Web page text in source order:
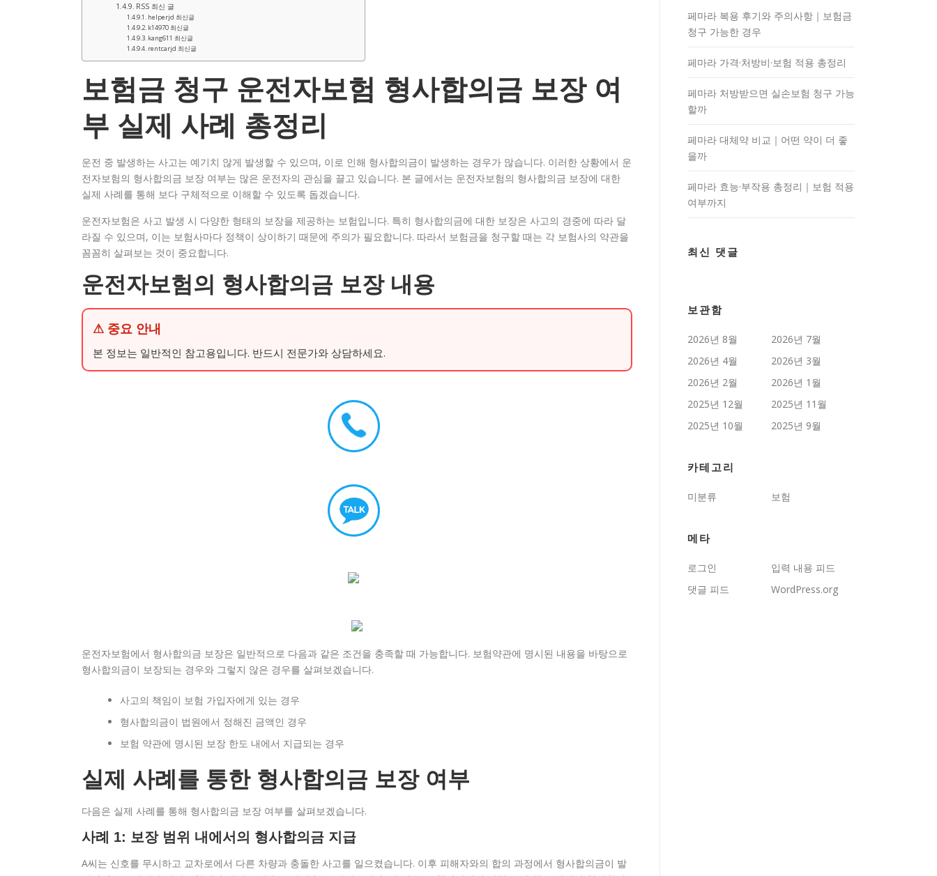
RSS 최신 글
helperjd 최신글
k14970 최신글
kang611 최신글
rentcarjd 최신글
보험금 청구 운전자보험 형사합의금 보장 여
부 실제 사례 총정리
운전 중 발생하는 사고는 예기치 않게 발생할 수 있으며, 이로 인해 형사합의금이 발생하는 경우가 많습니다. 이러한 상황에서 운
전자보험의 형사합의금 보장 여부는 많은 운전자의 관심을 끌고 있습니다. 본 글에서는 운전자보험의 형사합의금 보장에 대한
실제 사례를 통해 보다 구체적으로 이해할 수 있도록 돕겠습니다.
운전자보험은 사고 발생 시 다양한 형태의 보장을 제공하는 보험입니다. 특히 형사합의금에 대한 보장은 사고의 경중에 따라 달
라질 수 있으며, 이는 보험사마다 정책이 상이하기 때문에 주의가 필요합니다. 따라서 보험금을 청구할 때는 각 보험사의 약관을
꼼꼼히 살펴보는 것이 중요합니다.
운전자보험의 형사합의금 보장 내용
⚠ 중요 안내
본 정보는 일반적인 참고용입니다. 반드시 전문가와 상담하세요.
운전자보험에서 형사합의금 보장은 일반적으로 다음과 같은 조건을 충족할 때 가능합니다. 보험약관에 명시된 내용을 바탕으로
형사합의금이 보장되는 경우와 그렇지 않은 경우를 살펴보겠습니다.
사고의 책임이 보험 가입자에게 있는 경우
형사합의금이 법원에서 정해진 금액인 경우
보험 약관에 명시된 보장 한도 내에서 지급되는 경우
실제 사례를 통한 형사합의금 보장 여부
다음은 실제 사례를 통해 형사합의금 보장 여부를 살펴보겠습니다.
사례 1: 보장 범위 내에서의 형사합의금 지급
A씨는 신호를 무시하고 교차로에서 다른 차량과 충돌한 사고를 일으켰습니다. 이후 피해자와의 합의 과정에서 형사합의금이 발
페마라 복용 후기와 주의사항｜보험금
청구 가능한 경우
페마라 가격·처방비·보험 적용 총정리
페마라 처방받으면 실손보험 청구 가능
할까
페마라 대체약 비교｜어떤 약이 더 좋
을까
페마라 효능·부작용 총정리｜보험 적용
여부까지
최신 댓글
보관함
2026년 8월
2026년 7월
2026년 4월
2026년 3월
2026년 2월
2026년 1월
2025년 12월
2025년 11월
2025년 10월
2025년 9월
카테고리
미분류 보험
메타
로그인
입력 내용 피드
댓글 피드
WordPress.org